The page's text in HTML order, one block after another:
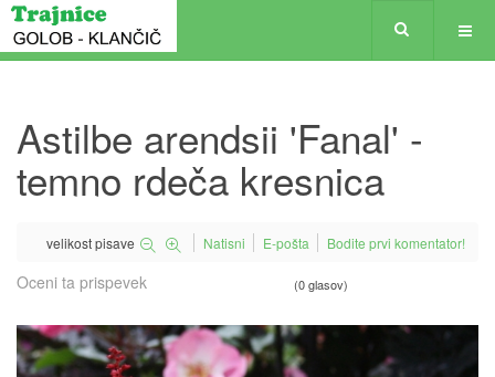
Astilbe arendsii 'Fanal' -
temno rdeča kresnica
velikost pisave Natisni E-pošta Bodite prvi komentator!
Oceni ta prispevek (0 glasov)